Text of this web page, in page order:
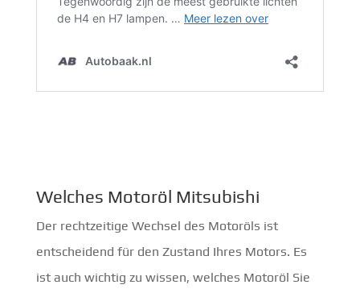
Welches Motoröl Mitsubishi
Der rechtzeitige Wechsel des Motoröls ist
entscheidend für den Zustand Ihres Motors. Es
ist auch wichtig zu wissen, welches Motoröl Sie